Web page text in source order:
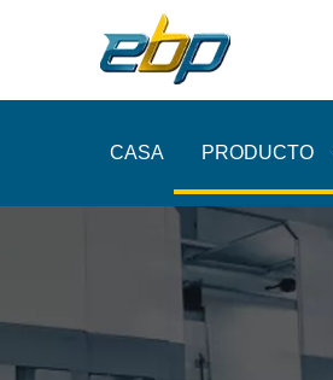
CASA PRODUCTO